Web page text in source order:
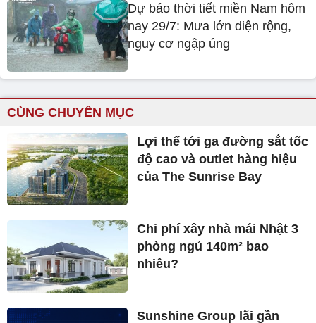
Dự báo thời tiết miền Nam hôm
nay 29/7: Mưa lớn diện rộng,
nguy cơ ngập úng
CÙNG CHUYÊN MỤC
Lợi thế tới ga đường sắt tốc
độ cao và outlet hàng hiệu
của The Sunrise Bay
Chi phí xây nhà mái Nhật 3
phòng ngủ 140m² bao
nhiêu?
Sunshine Group lãi gần